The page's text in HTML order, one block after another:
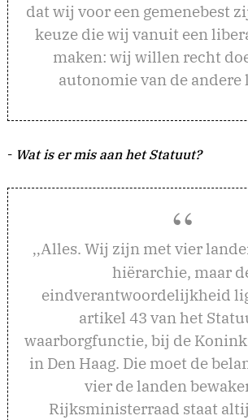
dat wij voor een gemenebest
keuze die wij vanuit een
maken: wij willen recht
autonomie van de andere
- Wat is er mis aan het Statuut?
,,Alles. Wij zijn met vier
hiërarchie, maar
eindverantwoordelijkheid
artikel 43 van het
waarborgfunctie, bij de
in Den Haag. Die moet de
vier de landen
Rijksministerraad staat